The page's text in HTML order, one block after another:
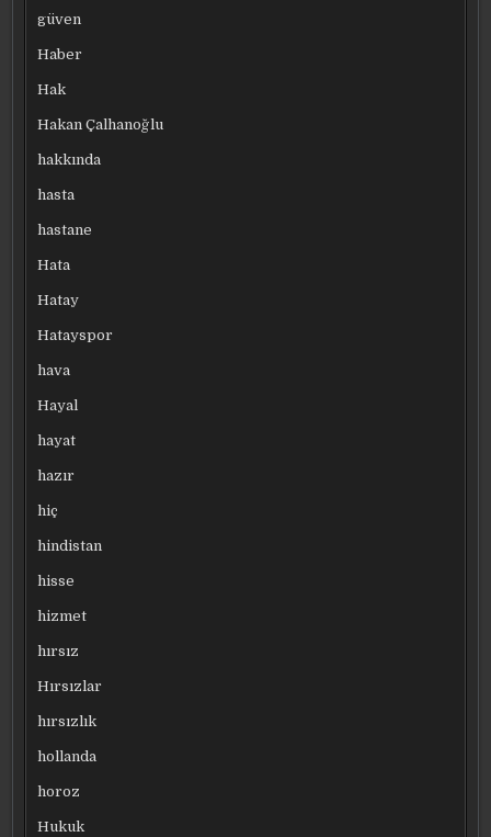
güven
Haber
Hak
Hakan Çalhanoğlu
hakkında
hasta
hastane
Hata
Hatay
Hatayspor
hava
Hayal
hayat
hazır
hiç
hindistan
hisse
hizmet
hırsız
Hırsızlar
hırsızlık
hollanda
horoz
Hukuk